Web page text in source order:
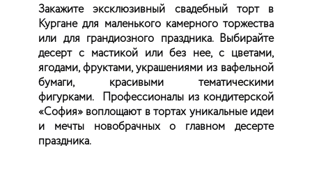
Закажите эксклюзивный свадебный торт в
Кургане для маленького камерного торжества
или для грандиозного праздника. Выбирайте
десерт с мастикой или без нее, с цветами,
ягодами, фруктами, украшениями из вафельной
бумаги, красивыми тематическими
фигурками. Профессионалы из кондитерской
«София» воплощают в тортах уникальные идеи
и мечты новобрачных о главном десерте
праздника.